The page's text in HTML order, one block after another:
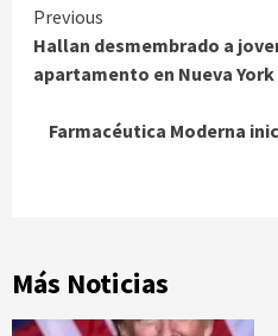
Continue
Reading
Previous
Hallan desmembrado a
apartamento en Nueva York
Farmacéutica Moderna
Más Noticias